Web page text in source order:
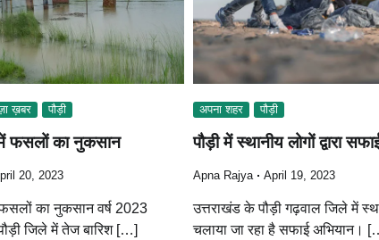
ख़बर पौड़ी
में फसलों का नुकसान
20, 2023
का नुकसान वर्ष 2023
जिले में तेज बारिश […]
अपना शहर पौड़ी
पौड़ी में स्थानीय लोगों द्वारा
Apna Rajya April 19, 2023
उत्तराखंड के पौड़ी गढ़वाल जिले में
चलाया जा रहा है सफाई अभियान।